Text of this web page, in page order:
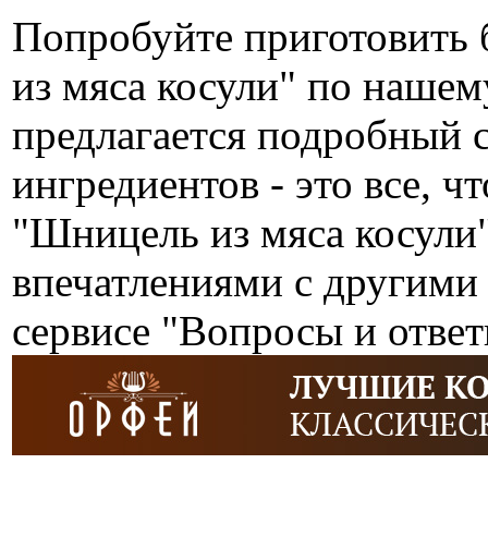
Попробуйте
из мяса косули" по
предлагается подробный
ингредиентов - это все,
"Шницель из мяса
впечатлениями с
сервисе "Вопросы и